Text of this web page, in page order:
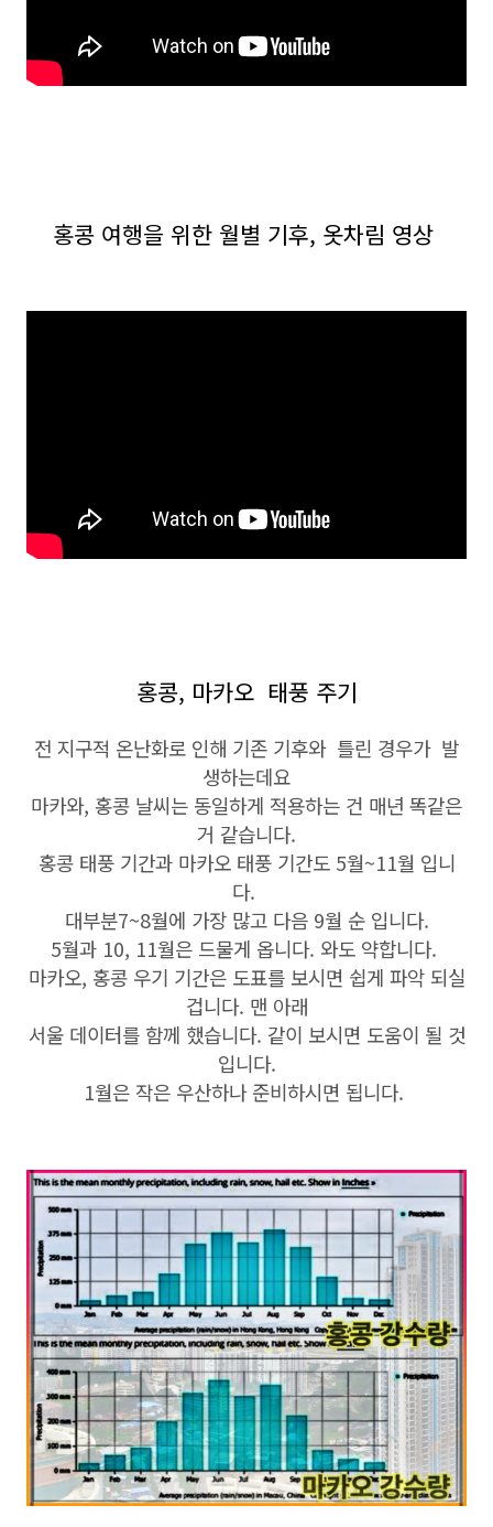
홍콩 여행을 위한 월별 기후, 옷차림 영상
홍콩, 마카오 태풍 주기
전 지구적 온난화로 인해 기존 기후와 틀린 경우가 발
생하는데요
마카와, 홍콩 날씨는 동일하게 적용하는 건 매년 똑같은
거 같습니다.
홍콩 태풍 기간과 마카오 태풍 기간도 5월~11월 입니
다.
대부분7~8월에 가장 많고 다음 9월 순 입니다.
5월과 10, 11월은 드물게 옵니다. 와도 약합니다.
마카오, 홍콩 우기 기간은 도표를 보시면 쉽게 파악 되실
겁니다. 맨 아래
서울 데이터를 함께 했습니다. 같이 보시면 도움이 될 것
입니다.
1월은 작은 우산하나 준비하시면 됩니다.